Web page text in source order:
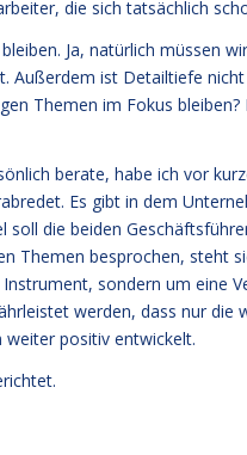
die sich tatsächlich
Ja, natürlich müssen
Außerdem ist Detailtiefe
Themen im Fokus
berate, habe ich vor
Es gibt in dem
soll die beiden
Themen besprochen, steht
sondern um eine
werden, dass nur
weiter positiv entwickelt.